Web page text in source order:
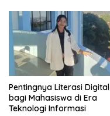
Pentingnya Literasi Digital
bagi Mahasiswa di Era
Teknologi Informasi